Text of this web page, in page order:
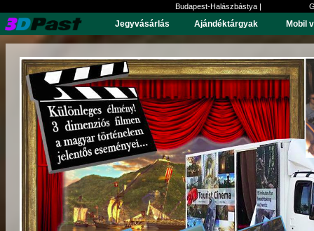
Budapest-Halászbástya |
Jegyvásárlás Ajándéktárgyak Mobil